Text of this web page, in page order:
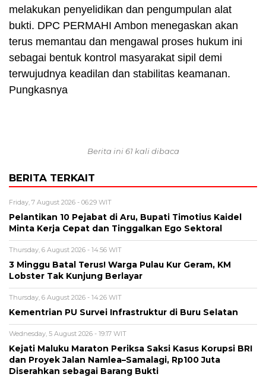
melakukan penyelidikan dan pengumpulan alat
bukti. DPC PERMAHI Ambon menegaskan akan
terus memantau dan mengawal proses hukum ini
sebagai bentuk kontrol masyarakat sipil demi
terwujudnya keadilan dan stabilitas keamanan.
Pungkasnya
Berita ini 61 kali dibaca
BERITA TERKAIT
Friday, 7 August 2026 - 06:29 WIT
Pelantikan 10 Pejabat di Aru, Bupati Timotius Kaidel
Minta Kerja Cepat dan Tinggalkan Ego Sektoral
Thursday, 6 August 2026 - 14:56 WIT
3 Minggu Batal Terus! Warga Pulau Kur Geram, KM
Lobster Tak Kunjung Berlayar
Thursday, 6 August 2026 - 14:26 WIT
Kementrian PU Survei Infrastruktur di Buru Selatan
Wednesday, 5 August 2026 - 19:17 WIT
Kejati Maluku Maraton Periksa Saksi Kasus Korupsi BRI
dan Proyek Jalan Namlea–Samalagi, Rp100 Juta
Diserahkan sebagai Barang Bukti